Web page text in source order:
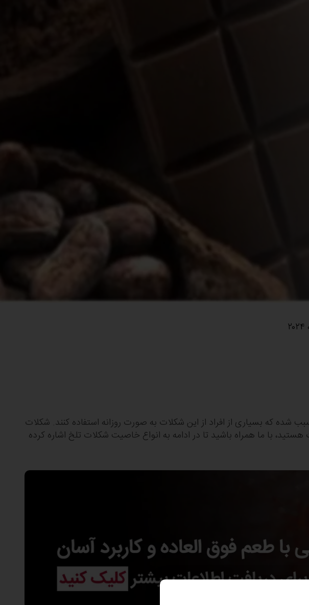
که بسیاری از افراد از این شکلات به صورت روزانه استفاده کنند. شکلات
با ما همراه باشید تا در ادامه به انواع خاصيت شكلات تلخ اشاره کرده